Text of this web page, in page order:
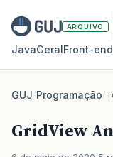
ARQUIVO
JavaGeralFront‑end
GUJ/Programação/
GridView